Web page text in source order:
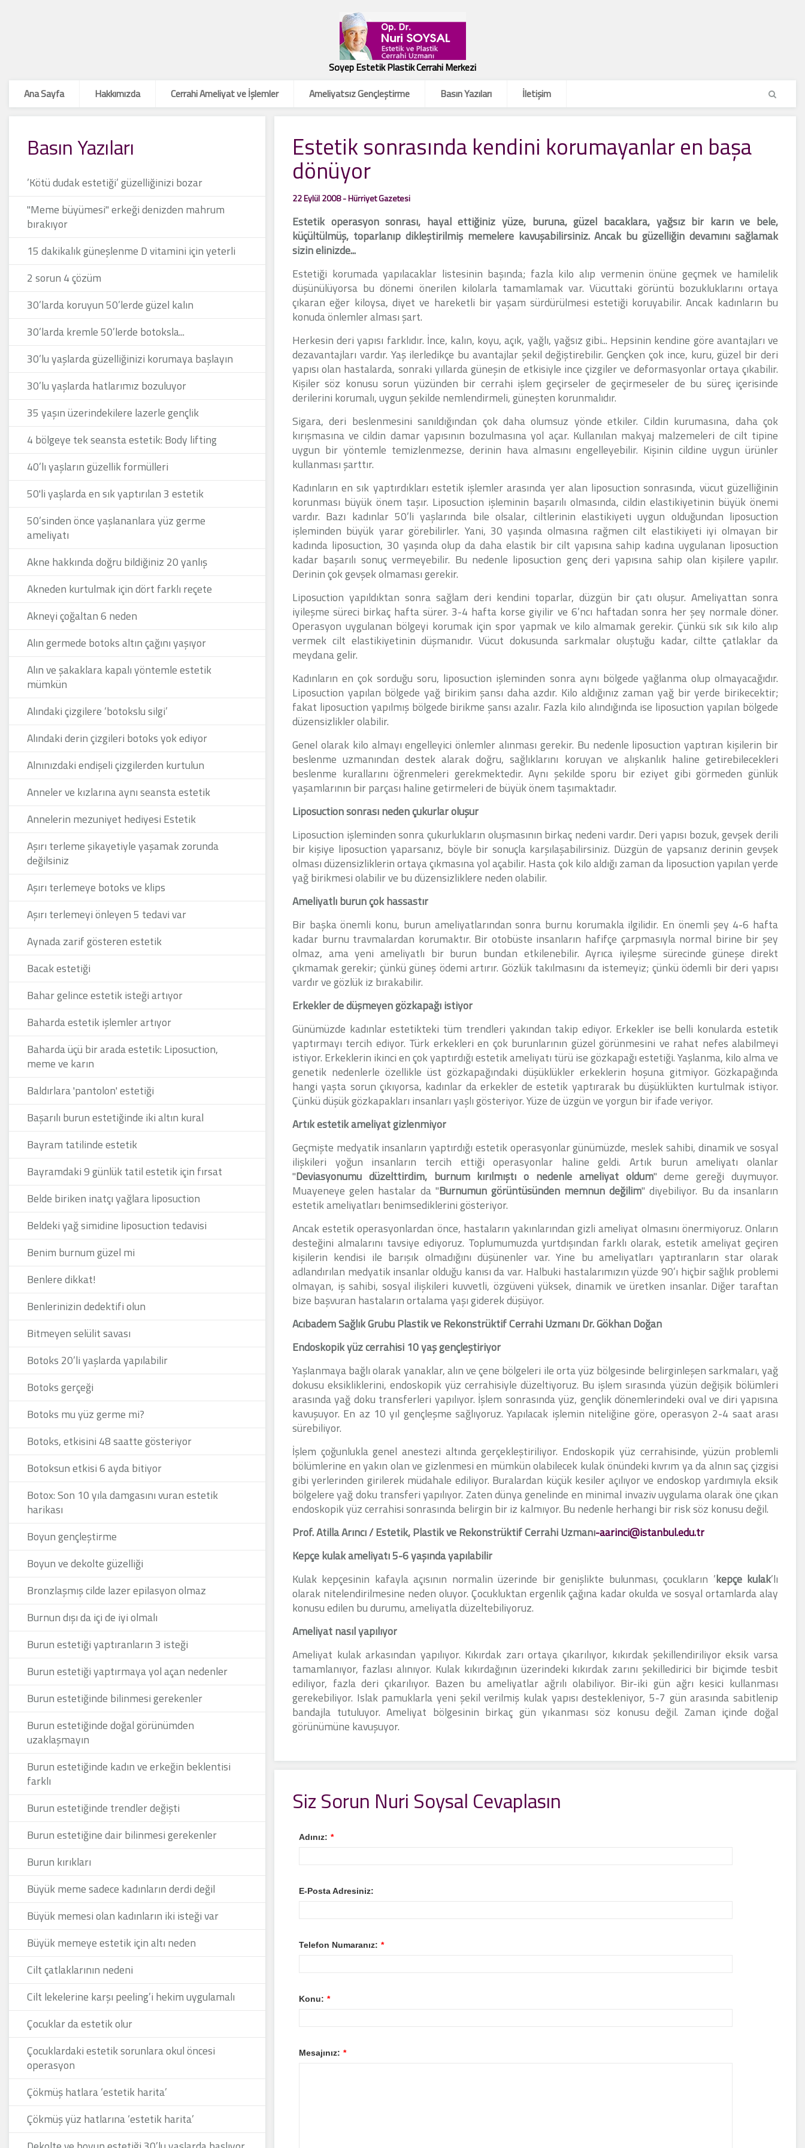
Soyep Estetik Plastik Cerrahi Merkezi
Ana Sayfa
Hakkımızda Cerrahi Ameliyat ve İşlemler Ameliyatsız Gençleştirme Basın Yazıları İletişim
Estetik sonrasında kendini korumayanlar en başa
dönüyor
22 Eylül 2008 - Hürriyet Gazetesi
Estetik operasyon sonrası, hayal ettiğiniz yüze, buruna, güzel bacaklara, yağsız bir karın ve bele,
küçültülmüş, toparlanıp dikleştirilmiş memelere kavuşabilirsiniz. Ancak bu güzelliğin devamını sağlamak
sizin elinizde...
Estetiği korumada yapılacaklar listesinin başında; fazla kilo alıp vermenin önüne geçmek ve hamilelik
düşünülüyorsa bu dönemi önerilen kilolarla tamamlamak var. Vücuttaki görüntü bozukluklarını ortaya
çıkaran eğer kiloysa, diyet ve hareketli bir yaşam sürdürülmesi estetiği koruyabilir. Ancak kadınların bu
konuda önlemler alması şart.
Herkesin deri yapısı farklıdır. İnce, kalın, koyu, açık, yağlı, yağsız gibi... Hepsinin kendine göre avantajları ve
dezavantajları vardır. Yaş ilerledikçe bu avantajlar şekil değiştirebilir. Gençken çok ince, kuru, güzel bir deri
yapısı olan hastalarda, sonraki yıllarda güneşin de etkisiyle ince çizgiler ve deformasyonlar ortaya çıkabilir.
Kişiler söz konusu sorun yüzünden bir cerrahi işlem geçirseler de geçirmeseler de bu süreç içerisinde
derilerini korumalı, uygun şekilde nemlendirmeli, güneşten korunmalıdır.
Sigara, deri beslenmesini sanıldığından çok daha olumsuz yönde etkiler. Cildin kurumasına, daha çok
kırışmasına ve cildin damar yapısının bozulmasına yol açar. Kullanılan makyaj malzemeleri de cilt tipine
uygun bir yöntemle temizlenmezse, derinin hava almasını engelleyebilir. Kişinin cildine uygun ürünler
kullanması şarttır.
Kadınların en sık yaptırdıkları estetik işlemler arasında yer alan liposuction sonrasında, vücut güzelliğinin
korunması büyük önem taşır. Liposuction işleminin başarılı olmasında, cildin elastikiyetinin büyük önemi
vardır. Bazı kadınlar 50’li yaşlarında bile olsalar, ciltlerinin elastikiyeti uygun olduğundan liposuction
işleminden büyük yarar görebilirler. Yani, 30 yaşında olmasına rağmen cilt elastikiyeti iyi olmayan bir
kadında liposuction, 30 yaşında olup da daha elastik bir cilt yapısına sahip kadına uygulanan liposuction
kadar başarılı sonuç vermeyebilir. Bu nedenle liposuction genç deri yapısına sahip olan kişilere yapılır.
Derinin çok gevşek olmaması gerekir.
Liposuction yapıldıktan sonra sağlam deri kendini toparlar, düzgün bir çatı oluşur. Ameliyattan sonra
iyileşme süreci birkaç hafta sürer. 3-4 hafta korse giyilir ve 6’ncı haftadan sonra her şey normale döner.
Operasyon uygulanan bölgeyi korumak için spor yapmak ve kilo almamak gerekir. Çünkü sık sık kilo alıp
vermek cilt elastikiyetinin düşmanıdır. Vücut dokusunda sarkmalar oluştuğu kadar, ciltte çatlaklar da
meydana gelir.
Kadınların en çok sorduğu soru, liposuction işleminden sonra aynı bölgede yağlanma olup olmayacağıdır.
Liposuction yapılan bölgede yağ birikim şansı daha azdır. Kilo aldığınız zaman yağ bir yerde birikecektir;
fakat liposuction yapılmış bölgede birikme şansı azalır. Fazla kilo alındığında ise liposuction yapılan bölgede
düzensizlikler olabilir.
Genel olarak kilo almayı engelleyici önlemler alınması gerekir. Bu nedenle liposuction yaptıran kişilerin bir
beslenme uzmanından destek alarak doğru, sağlıklarını koruyan ve alışkanlık haline getirebilecekleri
beslenme kurallarını öğrenmeleri gerekmektedir. Aynı şekilde sporu bir eziyet gibi görmeden günlük
yaşamlarının bir parçası haline getirmeleri de büyük önem taşımaktadır.
Liposuction sonrası neden çukurlar oluşur
Liposuction işleminden sonra çukurlukların oluşmasının birkaç nedeni vardır. Deri yapısı bozuk, gevşek derili
bir kişiye liposuction yaparsanız, böyle bir sonuçla karşılaşabilirsiniz. Düzgün de yapsanız derinin gevşek
olması düzensizliklerin ortaya çıkmasına yol açabilir. Hasta çok kilo aldığı zaman da liposuction yapılan yerde
yağ birikmesi olabilir ve bu düzensizliklere neden olabilir.
Ameliyatlı burun çok hassastır
Bir başka önemli konu, burun ameliyatlarından sonra burnu korumakla ilgilidir. En önemli şey 4-6 hafta
kadar burnu travmalardan korumaktır. Bir otobüste insanların hafifçe çarpmasıyla normal birine bir şey
olmaz, ama yeni ameliyatlı bir burun bundan etkilenebilir. Ayrıca iyileşme sürecinde güneşe direkt
çıkmamak gerekir; çünkü güneş ödemi artırır. Gözlük takılmasını da istemeyiz; çünkü ödemli bir deri yapısı
vardır ve gözlük iz bırakabilir.
Erkekler de düşmeyen gözkapağı istiyor
Günümüzde kadınlar estetikteki tüm trendleri yakından takip ediyor. Erkekler ise belli konularda estetik
yaptırmayı tercih ediyor. Türk erkekleri en çok burunlarının güzel görünmesini ve rahat nefes alabilmeyi
istiyor. Erkeklerin ikinci en çok yaptırdığı estetik ameliyatı türü ise gözkapağı estetiği. Yaşlanma, kilo alma ve
genetik nedenlerle özellikle üst gözkapağındaki düşüklükler erkeklerin hoşuna gitmiyor. Gözkapağında
hangi yaşta sorun çıkıyorsa, kadınlar da erkekler de estetik yaptırarak bu düşüklükten kurtulmak istiyor.
Çünkü düşük gözkapakları insanları yaşlı gösteriyor. Yüze de üzgün ve yorgun bir ifade veriyor.
Artık estetik ameliyat gizlenmiyor
Geçmişte medyatik insanların yaptırdığı estetik operasyonlar günümüzde, meslek sahibi, dinamik ve sosyal
ilişkileri yoğun insanların tercih ettiği operasyonlar haline geldi. Artık burun ameliyatı olanlar
"Deviasyonumu düzelttirdim, burnum kırılmıştı o nedenle ameliyat oldum" deme gereği duymuyor.
Muayeneye gelen hastalar da "Burnumun görüntüsünden memnun değilim" diyebiliyor. Bu da insanların
estetik ameliyatları benimsediklerini gösteriyor.
Ancak estetik operasyonlardan önce, hastaların yakınlarından gizli ameliyat olmasını önermiyoruz. Onların
desteğini almalarını tavsiye ediyoruz. Toplumumuzda yurtdışından farklı olarak, estetik ameliyat geçiren
kişilerin kendisi ile barışık olmadığını düşünenler var. Yine bu ameliyatları yaptıranların star olarak
adlandırılan medyatik insanlar olduğu kanısı da var. Halbuki hastalarımızın yüzde 90’ı hiçbir sağlık problemi
olmayan, iş sahibi, sosyal ilişkileri kuvvetli, özgüveni yüksek, dinamik ve üretken insanlar. Diğer taraftan
bize başvuran hastaların ortalama yaşı giderek düşüyor.
Acıbadem Sağlık Grubu Plastik ve Rekonstrüktif Cerrahi Uzmanı Dr. Gökhan Doğan
Endoskopik yüz cerrahisi 10 yaş gençleştiriyor
Yaşlanmaya bağlı olarak yanaklar, alın ve çene bölgeleri ile orta yüz bölgesinde belirginleşen sarkmaları, yağ
dokusu eksikliklerini, endoskopik yüz cerrahisiyle düzeltiyoruz. Bu işlem sırasında yüzün değişik bölümleri
arasında yağ doku transferleri yapılıyor. İşlem sonrasında yüz, gençlik dönemlerindeki oval ve diri yapısına
kavuşuyor. En az 10 yıl gençleşme sağlıyoruz. Yapılacak işlemin niteliğine göre, operasyon 2-4 saat arası
sürebiliyor.
İşlem çoğunlukla genel anestezi altında gerçekleştiriliyor. Endoskopik yüz cerrahisinde, yüzün problemli
bölümlerine en yakın olan ve gizlenmesi en mümkün olabilecek kulak önündeki kıvrım ya da alnın saç çizgisi
gibi yerlerinden girilerek müdahale ediliyor. Buralardan küçük kesiler açılıyor ve endoskop yardımıyla eksik
bölgelere yağ doku transferi yapılıyor. Zaten dünya genelinde en minimal invaziv uygulama olarak öne çıkan
endoskopik yüz cerrahisi sonrasında belirgin bir iz kalmıyor. Bu nedenle herhangi bir risk söz konusu değil.
Prof. Atilla Arıncı / Estetik, Plastik ve Rekonstrüktif Cerrahi Uzmanı-aarinci@istanbul.edu.tr
Kepçe kulak ameliyatı 5-6 yaşında yapılabilir
Kulak kepçesinin kafayla açısının normalin üzerinde bir genişlikte bulunması, çocukların ’kepçe kulak’lı
olarak nitelendirilmesine neden oluyor. Çocukluktan ergenlik çağına kadar okulda ve sosyal ortamlarda alay
konusu edilen bu durumu, ameliyatla düzeltebiliyoruz.
Ameliyat nasıl yapılıyor
Ameliyat kulak arkasından yapılıyor. Kıkırdak zarı ortaya çıkarılıyor, kıkırdak şekillendiriliyor eksik varsa
tamamlanıyor, fazlası alınıyor. Kulak kıkırdağının üzerindeki kıkırdak zarını şekilledirici bir biçimde tesbit
ediliyor, fazla deri çıkarılıyor. Bazen bu ameliyatlar ağrılı olabiliyor. Bir-iki gün ağrı kesici kullanması
gerekebiliyor. Islak pamuklarla yeni şekil verilmiş kulak yapısı destekleniyor, 5-7 gün arasında sabitlenip
bandajla tutuluyor. Ameliyat bölgesinin birkaç gün yıkanması söz konusu değil. Zaman içinde doğal
görünümüne kavuşuyor.
Siz Sorun Nuri Soysal Cevaplasın
Adınız: *
E-Posta Adresiniz:
Telefon Numaranız: *
Konu: *
Mesajınız: *
Basın Yazıları
’Kötü dudak estetiği’ güzelliğinizi bozar
"Meme büyümesi" erkeği denizden mahrum
bırakıyor
15 dakikalık güneşlenme D vitamini için yeterli
2 sorun 4 çözüm
30’larda koruyun 50’lerde güzel kalın
30’larda kremle 50’lerde botoksla...
30’lu yaşlarda güzelliğinizi korumaya başlayın
30’lu yaşlarda hatlarımız bozuluyor
35 yaşın üzerindekilere lazerle gençlik
4 bölgeye tek seansta estetik: Body lifting
40’lı yaşların güzellik formülleri
50'li yaşlarda en sık yaptırılan 3 estetik
50’sinden önce yaşlananlara yüz germe
ameliyatı
Akne hakkında doğru bildiğiniz 20 yanlış
Akneden kurtulmak için dört farklı reçete
Akneyi çoğaltan 6 neden
Alın germede botoks altın çağını yaşıyor
Alın ve şakaklara kapalı yöntemle estetik
mümkün
Alındaki çizgilere ‘botokslu silgi’
Alındaki derin çizgileri botoks yok ediyor
Alnınızdaki endişeli çizgilerden kurtulun
Anneler ve kızlarına aynı seansta estetik
Annelerin mezuniyet hediyesi Estetik
Aşırı terleme şikayetiyle yaşamak zorunda
değilsiniz
Aşırı terlemeye botoks ve klips
Aşırı terlemeyi önleyen 5 tedavi var
Aynada zarif gösteren estetik
Bacak estetiği
Bahar gelince estetik isteği artıyor
Baharda estetik işlemler artıyor
Baharda üçü bir arada estetik: Liposuction,
meme ve karın
Baldırlara 'pantolon' estetiği
Başarılı burun estetiğinde iki altın kural
Bayram tatilinde estetik
Bayramdaki 9 günlük tatil estetik için fırsat
Belde biriken inatçı yağlara liposuction
Beldeki yağ simidine liposuction tedavisi
Benim burnum güzel mi
Benlere dikkat!
Benlerinizin dedektifi olun
Bitmeyen selülit savası
Botoks 20’li yaşlarda yapılabilir
Botoks gerçeği
Botoks mu yüz germe mi?
Botoks, etkisini 48 saatte gösteriyor
Botoksun etkisi 6 ayda bitiyor
Botox: Son 10 yıla damgasını vuran estetik
harikası
Boyun gençleştirme
Boyun ve dekolte güzelliği
Bronzlaşmış cilde lazer epilasyon olmaz
Burnun dışı da içi de iyi olmalı
Burun estetiği yaptıranların 3 isteği
Burun estetiği yaptırmaya yol açan nedenler
Burun estetiğinde bilinmesi gerekenler
Burun estetiğinde doğal görünümden
uzaklaşmayın
Burun estetiğinde kadın ve erkeğin beklentisi
farklı
Burun estetiğinde trendler değişti
Burun estetiğine dair bilinmesi gerekenler
Burun kırıkları
Büyük meme sadece kadınların derdi değil
Büyük memesi olan kadınların iki isteği var
Büyük memeye estetik için altı neden
Cilt çatlaklarının nedeni
Cilt lekelerine karşı peeling’i hekim uygulamalı
Çocuklar da estetik olur
Çocuklardaki estetik sorunlara okul öncesi
operasyon
Çökmüş hatlara ‘estetik harita’
Çökmüş yüz hatlarına ‘estetik harita’